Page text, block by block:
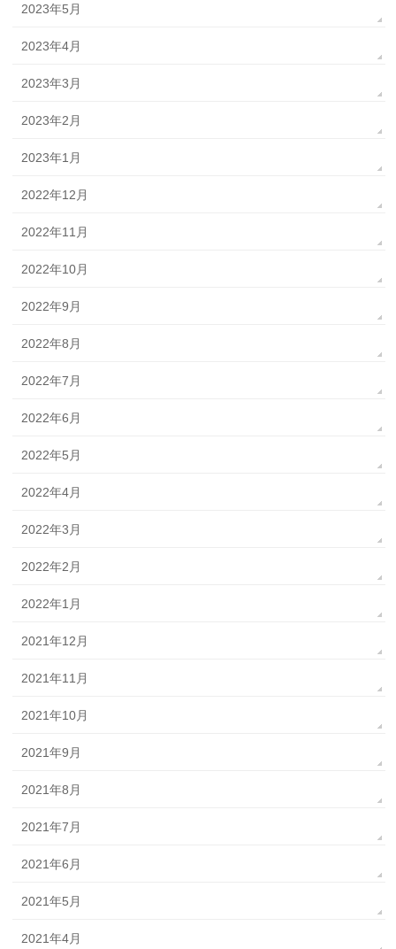
2023年5月
2023年4月
2023年3月
2023年2月
2023年1月
2022年12月
2022年11月
2022年10月
2022年9月
2022年8月
2022年7月
2022年6月
2022年5月
2022年4月
2022年3月
2022年2月
2022年1月
2021年12月
2021年11月
2021年10月
2021年9月
2021年8月
2021年7月
2021年6月
2021年5月
2021年4月